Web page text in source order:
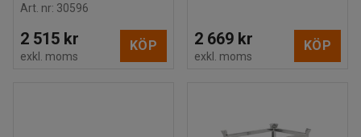
Art. nr: 30596
2 515 kr
exkl. moms
KÖP 2 669 kr
exkl. moms
KÖP